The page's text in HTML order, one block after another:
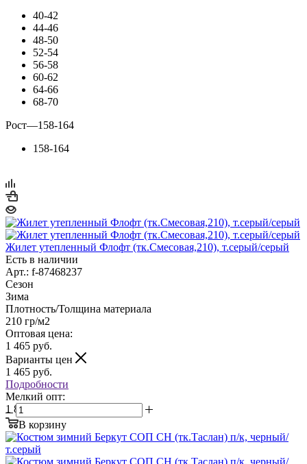
40-42
44-46
48-50
52-54
56-58
60-62
64-66
68-70
Рост—158-164
158-164
Жилет утепленный Флофт (тк.Смесовая,210), т.серый/серый
Есть в наличии
Арт.: f-87468237
Сезон
Зима
Плотность/Толщина материала
210 гр/м2
Оптовая цена:
1 465 руб.
Варианты цен
1 465 руб.
Подробности
Мелкий опт:
1 831 руб.
В корзину